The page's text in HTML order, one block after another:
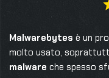
Malwarebytes è un
molto usato,
malware che spesso